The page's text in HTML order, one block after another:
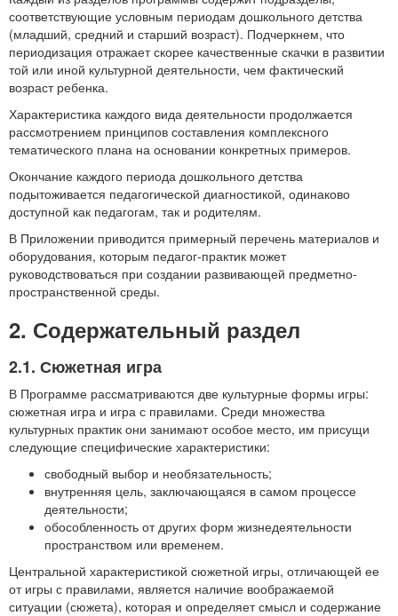
соответствующие условным периодам дошкольного детства
(младший, средний и старший возраст). Подчеркнем, что
периодизация отражает скорее качественные скачки в развитии
той или иной культурной деятельности, чем фактический
возраст ребенка.
Характеристика каждого вида деятельности продолжается
рассмотрением принципов составления комплексного
тематического плана на основании конкретных примеров.
Окончание каждого периода дошкольного детства
подытоживается педагогической диагностикой, одинаково
доступной как педагогам, так и родителям.
В Приложении приводится примерный перечень материалов и
оборудования, которым педагог-практик может
руководствоваться при создании развивающей предметно-
пространственной среды.
2. Содержательный раздел
2.1. Сюжетная игра
В Программе рассматриваются две культурные формы игры:
сюжетная игра и игра с правилами. Среди множества
культурных практик они занимают особое место, им присущи
следующие специфические характеристики:
свободный выбор и необязательность;
внутренняя цель, заключающаяся в самом процессе
деятельности;
обособленность от других форм жизнедеятельности
пространством или временем.
Центральной характеристикой сюжетной игры, отличающей ее
от игры с правилами, является наличие воображаемой
ситуации (сюжета), которая и определяет смысл и содержание